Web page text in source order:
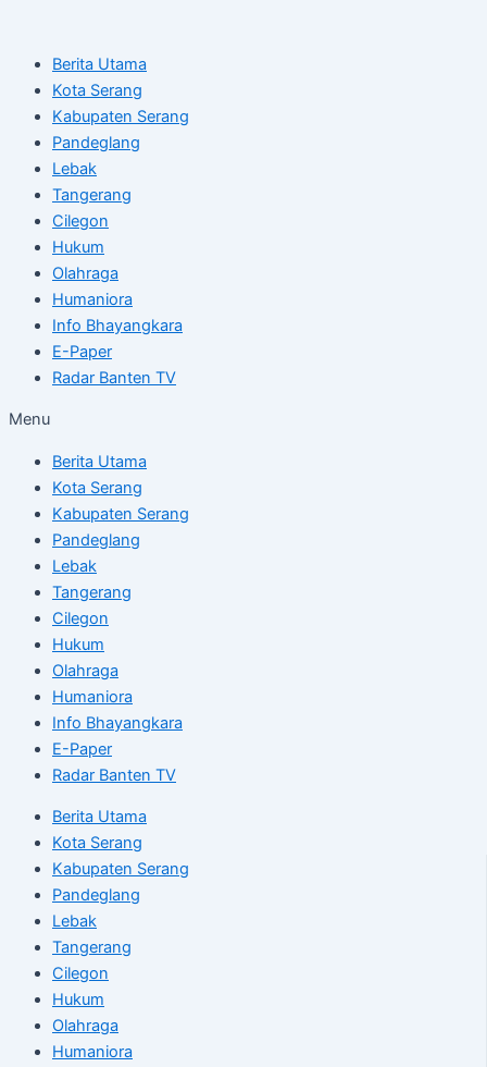
contentBerita Utama
Kota Serang
Kabupaten Serang
Pandeglang
Lebak
Tangerang
Cilegon
Hukum
Olahraga
Humaniora
Info Bhayangkara
E-Paper
Radar Banten TV
Menu
Berita Utama
Kota Serang
Kabupaten Serang
Pandeglang
Lebak
Tangerang
Cilegon
Hukum
Olahraga
Humaniora
Info Bhayangkara
E-Paper
Radar Banten TV
Berita Utama
Kota Serang
Kabupaten Serang
Pandeglang
Lebak
Tangerang
Cilegon
Hukum
Olahraga
Humaniora